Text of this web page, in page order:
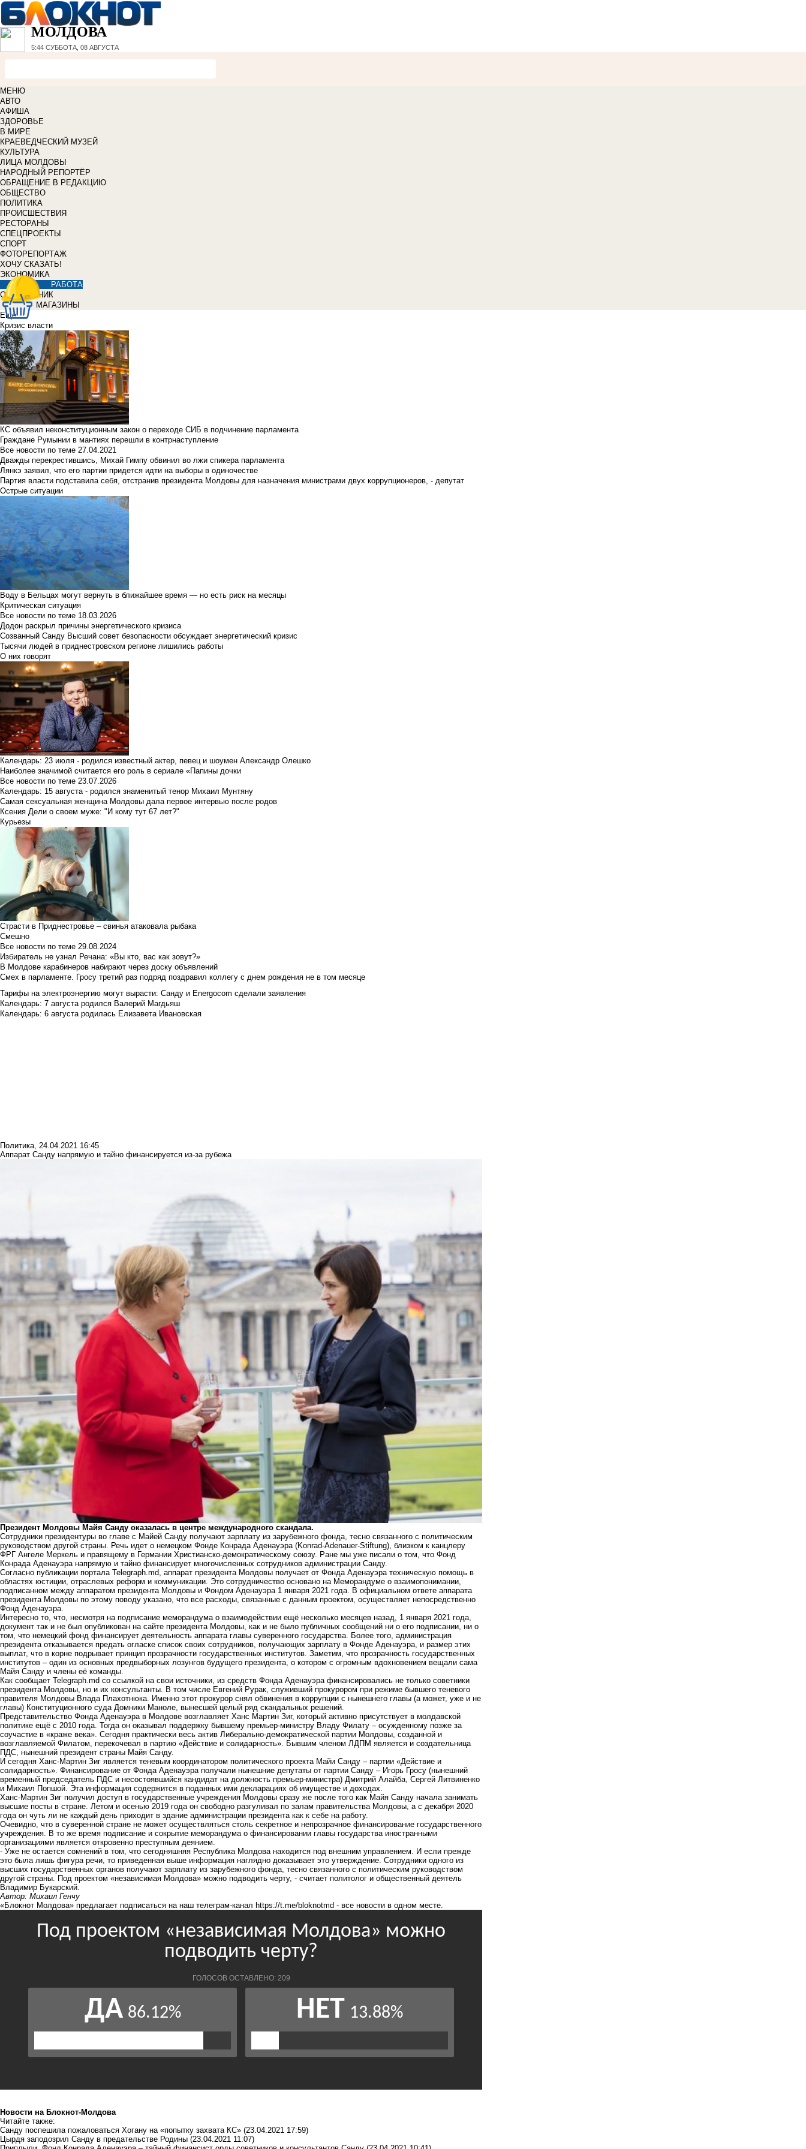
МОЛДОВА
5:44 СУББОТА, 08 АВГУСТА
МЕНЮ
АВТО
АФИША
ЗДОРОВЬЕ
В МИРЕ
КРАЕВЕДЧЕСКИЙ МУЗЕЙ
КУЛЬТУРА
ЛИЦА МОЛДОВЫ
НАРОДНЫЙ РЕПОРТЁР
ОБРАЩЕНИЕ В РЕДАКЦИЮ
ОБЩЕСТВО
ПОЛИТИКА
ПРОИСШЕСТВИЯ
РЕСТОРАНЫ
СПЕЦПРОЕКТЫ
СПОРТ
ФОТОРЕПОРТАЖ
ХОЧУ СКАЗАТЬ!
ЭКОНОМИКА
РАБОТА
СПРАВОЧНИК
МАГАЗИНЫ
Еще
Кризис власти
КС объявил неконституционным закон о переходе СИБ в подчинение парламента
Граждане Румынии в мантиях перешли в контрнаступление
Все новости по теме 27.04.2021
Дважды перекрестившись, Михай Гимпу обвинил во лжи спикера парламента
Лянкэ заявил, что его партии придется идти на выборы в одиночестве
Партия власти подставила себя, отстранив президента Молдовы для назначения министрами двух коррупционеров, - депутат
Острые ситуации
Воду в Бельцах могут вернуть в ближайшее время — но есть риск на месяцы
Критическая ситуация
Все новости по теме 18.03.2026
Додон раскрыл причины энергетического кризиса
Созванный Санду Высший совет безопасности обсуждает энергетический кризис
Тысячи людей в приднестровском регионе лишились работы
О них говорят
Календарь: 23 июля - родился известный актер, певец и шоумен Александр Олешко
Наиболее значимой считается его роль в сериале «Папины дочки
Все новости по теме 23.07.2026
Календарь: 15 августа - родился знаменитый тенор Михаил Мунтяну
Самая сексуальная женщина Молдовы дала первое интервью после родов
Ксения Дели о своем муже: "И кому тут 67 лет?"
Курьезы
Страсти в Приднестровье – свинья атаковала рыбака
Смешно
Все новости по теме 29.08.2024
Избиратель не узнал Речана: «Вы кто, вас как зовут?»
В Молдове карабинеров набирают через доску объявлений
Смех в парламенте. Гросу третий раз подряд поздравил коллегу с днем рождения не в том месяце
Тарифы на электроэнергию могут вырасти: Санду и Energocom сделали заявления
Календарь: 7 августа родился Валерий Магдьяш
Календарь: 6 августа родилась Елизавета Ивановская
Политика, 24.04.2021 16:45
Аппарат Санду напрямую и тайно финансируется из-за рубежа
Президент Молдовы Майя Санду оказалась в центре международного скандала.
Сотрудники президентуры во главе с Майей Санду получают зарплату из зарубежного фонда, тесно связанного с политическим
руководством другой страны. Речь идет о немецком Фонде Конрада Аденауэра (Konrad-Adenauer-Stiftung), близком к канцлеру
ФРГ Ангеле Меркель и правящему в Германии Христианско-демократическому союзу. Ране мы уже писали о том, что Фонд
Конрада Аденауэра напрямую и тайно финансирует многочисленных сотрудников администрации Санду.
Согласно публикации портала Telegraph.md, аппарат президента Молдовы получает от Фонда Аденауэра техническую помощь в
областях юстиции, отраслевых реформ и коммуникации. Это сотрудничество основано на Меморандуме о взаимопонимании,
подписанном между аппаратом президента Молдовы и Фондом Аденауэра 1 января 2021 года. В официальном ответе аппарата
президента Молдовы по этому поводу указано, что все расходы, связанные с данным проектом, осуществляет непосредственно
Фонд Аденауэра.
Интересно то, что, несмотря на подписание меморандума о взаимодействии ещё несколько месяцев назад, 1 января 2021 года,
документ так и не был опубликован на сайте президента Молдовы, как и не было публичных сообщений ни о его подписании, ни о
том, что немецкий фонд финансирует деятельность аппарата главы суверенного государства. Более того, администрация
президента отказывается предать огласке список своих сотрудников, получающих зарплату в Фонде Аденауэра, и размер этих
выплат, что в корне подрывает принцип прозрачности государственных институтов. Заметим, что прозрачность государственных
институтов – один из основных предвыборных лозунгов будущего президента, о котором с огромным вдохновением вещали сама
Майя Санду и члены её команды.
Как сообщает Telegraph.md со ссылкой на свои источники, из средств Фонда Аденауэра финансировались не только советники
президента Молдовы, но и их консультанты. В том числе Евгений Рурак, служивший прокурором при режиме бывшего теневого
правителя Молдовы Влада Плахотнюка. Именно этот прокурор снял обвинения в коррупции с нынешнего главы (а может, уже и не
главы) Конституционного суда Домники Маноле, вынесшей целый ряд скандальных решений.
Представительство Фонда Аденауэра в Молдове возглавляет Ханс Мартин Зиг, который активно присутствует в молдавской
политике ещё с 2010 года. Тогда он оказывал поддержку бывшему премьер-министру Владу Филату – осужденному позже за
соучастие в «краже века». Сегодня практически весь актив Либерально-демократической партии Молдовы, созданной и
возглавляемой Филатом, перекочевал в партию «Действие и солидарность». Бывшим членом ЛДПМ является и создательница
ПДС, нынешний президент страны Майя Санду.
И сегодня Ханс-Мартин Зиг является теневым координатором политического проекта Майи Санду – партии «Действие и
солидарность». Финансирование от Фонда Аденауэра получали нынешние депутаты от партии Санду – Игорь Гросу (нынешний
временный председатель ПДС и несостоявшийся кандидат на должность премьер-министра) Дмитрий Алайба, Сергей Литвиненко
и Михаил Попшой. Эта информация содержится в поданных ими декларациях об имуществе и доходах.
Ханс-Мартин Зиг получил доступ в государственные учреждения Молдовы сразу же после того как Майя Санду начала занимать
высшие посты в стране. Летом и осенью 2019 года он свободно разгуливал по залам правительства Молдовы, а с декабря 2020
года он чуть ли не каждый день приходит в здание администрации президента как к себе на работу.
Очевидно, что в суверенной стране не может осуществляться столь секретное и непрозрачное финансирование государственного
учреждения. В то же время подписание и сокрытие меморандума о финансировании главы государства иностранными
организациями является откровенно преступным деянием.
- Уже не остается сомнений в том, что сегодняшняя Республика Молдова находится под внешним управлением. И если прежде
это была лишь фигура речи, то приведенная выше информация наглядно доказывает это утверждение. Сотрудники одного из
высших государственных органов получают зарплату из зарубежного фонда, тесно связанного с политическим руководством
другой страны. Под проектом «независимая Молдова» можно подводить черту, - считает политолог и общественный деятель
Владимир Букарский
Автор: Михаил Генчу
«Блокнот Молдова» предлагает подписаться на наш телеграм-канал https://t.me/bloknotmd - все новости в одном месте.
Новости на Блoкнoт-Молдова
Читайте также:
Санду поспешила пожаловаться Хогану на «попытку захвата КС» (23.04.2021 17:59)
Цырдя заподозрил Санду в предательстве Родины (23.04.2021 11:07)